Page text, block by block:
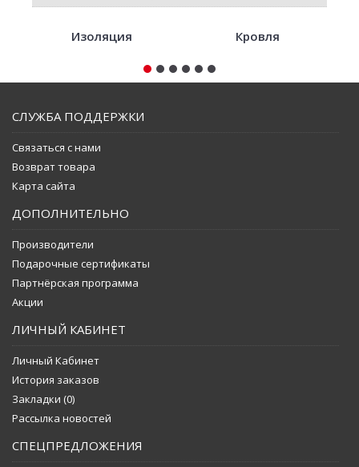
Изоляция Кровля
СЛУЖБА ПОДДЕРЖКИ
Связаться с нами
Возврат товара
Карта сайта
ДОПОЛНИТЕЛЬНО
Производители
Подарочные сертификаты
Партнёрская программа
Акции
ЛИЧНЫЙ КАБИНЕТ
Личный Кабинет
История заказов
Закладки (0)
Рассылка новостей
СПЕЦПРЕДЛОЖЕНИЯ